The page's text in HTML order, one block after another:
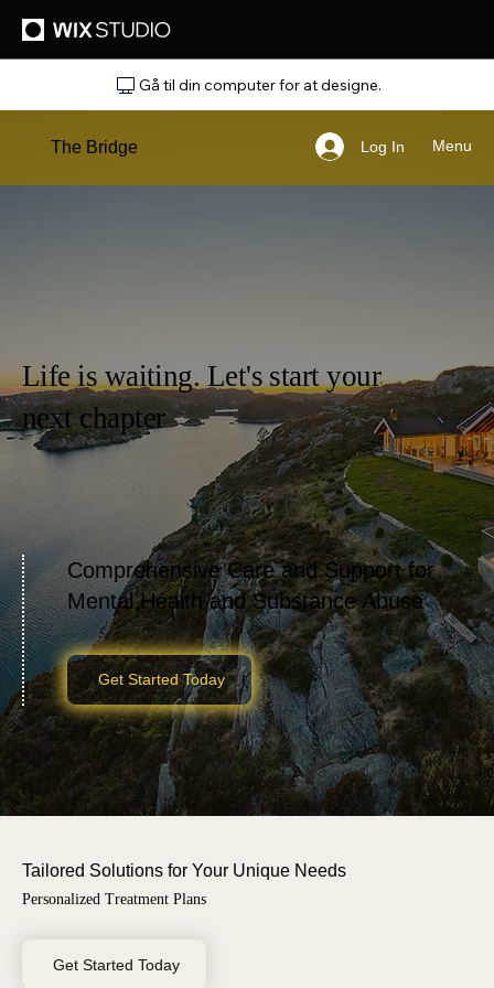
Gå til din computer for at designe.